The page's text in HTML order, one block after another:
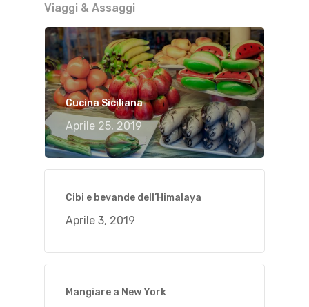
Viaggi & Assaggi
Cucina Siciliana
Aprile 25, 2019
Cibi e bevande dell’Himalaya
Aprile 3, 2019
Mangiare a New York